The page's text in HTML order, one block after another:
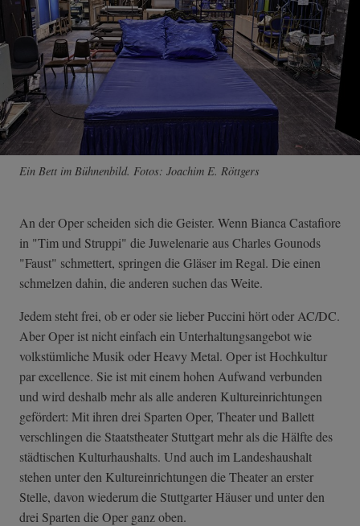
Ein Bett im Bühnenbild. Fotos: Joachim E. Röttgers
An der Oper scheiden sich die Geister. Wenn Bianca Castafiore
in "Tim und Struppi" die Juwelenarie aus Charles Gounods
"Faust" schmettert, springen die Gläser im Regal. Die einen
schmelzen dahin, die anderen suchen das Weite.
Jedem steht frei, ob er oder sie lieber Puccini hört oder AC/DC.
Aber Oper ist nicht einfach ein Unterhaltungsangebot wie
volkstümliche Musik oder Heavy Metal. Oper ist Hochkultur
par excellence. Sie ist mit einem hohen Aufwand verbunden
und wird deshalb mehr als alle anderen Kultureinrichtungen
gefördert: Mit ihren drei Sparten Oper, Theater und Ballett
verschlingen die Staatstheater Stuttgart mehr als die Hälfte des
städtischen Kulturhaushalts. Und auch im Landeshaushalt
stehen unter den Kultureinrichtungen die Theater an erster
Stelle, davon wiederum die Stuttgarter Häuser und unter den
drei Sparten die Oper ganz oben.